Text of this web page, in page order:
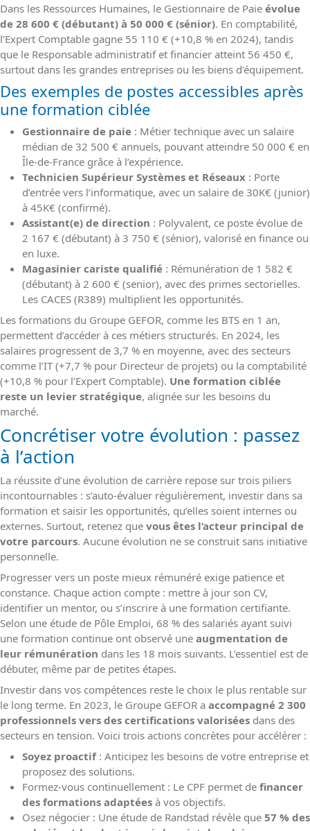
Dans les Ressources Humaines, le Gestionnaire de Paie évolue
de 28 600 € (débutant) à 50 000 € (sénior). En comptabilité,
l’Expert Comptable gagne 55 110 € (+10,8 % en 2024), tandis
que le Responsable administratif et financier atteint 56 450 €,
surtout dans les grandes entreprises ou les biens d’équipement.
Des exemples de postes accessibles après
une formation ciblée
Gestionnaire de paie : Métier technique avec un salaire
médian de 32 500 € annuels, pouvant atteindre 50 000 € en
Île-de-France grâce à l’expérience.
Technicien Supérieur Systèmes et Réseaux : Porte
d’entrée vers l’informatique, avec un salaire de 30K€ (junior)
à 45K€ (confirmé).
Assistant(e) de direction : Polyvalent, ce poste évolue de
2 167 € (débutant) à 3 750 € (sénior), valorisé en finance ou
en luxe.
Magasinier cariste qualifié : Rémunération de 1 582 €
(débutant) à 2 600 € (senior), avec des primes sectorielles.
Les CACES (R389) multiplient les opportunités.
Les formations du Groupe GEFOR, comme les BTS en 1 an,
permettent d’accéder à ces métiers structurés. En 2024, les
salaires progressent de 3,7 % en moyenne, avec des secteurs
comme l’IT (+7,7 % pour Directeur de projets) ou la comptabilité
(+10,8 % pour l’Expert Comptable). Une formation ciblée
reste un levier stratégique, alignée sur les besoins du
marché.
Concrétiser votre évolution : passez
à l’action
La réussite d’une évolution de carrière repose sur trois piliers
incontournables : s’auto-évaluer régulièrement, investir dans sa
formation et saisir les opportunités, qu’elles soient internes ou
externes. Surtout, retenez que vous êtes l’acteur principal de
votre parcours. Aucune évolution ne se construit sans initiative
personnelle.
Progresser vers un poste mieux rémunéré exige patience et
constance. Chaque action compte : mettre à jour son CV,
identifier un mentor, ou s’inscrire à une formation certifiante.
Selon une étude de Pôle Emploi, 68 % des salariés ayant suivi
une formation continue ont observé une augmentation de
leur rémunération dans les 18 mois suivants. L’essentiel est de
débuter, même par de petites étapes.
Investir dans vos compétences reste le choix le plus rentable sur
le long terme. En 2023, le Groupe GEFOR a accompagné 2 300
professionnels vers des certifications valorisées dans des
secteurs en tension. Voici trois actions concrètes pour accélérer :
Soyez proactif: Anticipez les besoins de votre entreprise et
proposez des solutions.
Formez-vous continuellement : Le CPF permet de financer
des formations adaptées à vos objectifs.
Osez négocier : Une étude de Randstad révèle que 57 % des